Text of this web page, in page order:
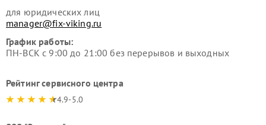
для юридических лиц
manager@fix-viking.ru
График работы:
ПН-ВСК с 9:00 до 21:00 без перерывов и выходных
Рейтинг сервисного центра
4.9-5.0